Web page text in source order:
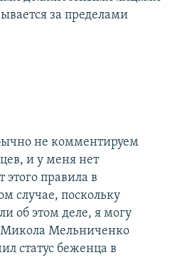
за пределами
не комментируем
и у меня нет
этого правила в
случае, поскольку
об этом деле, я могу
Микола Мельниченко
статус беженца в